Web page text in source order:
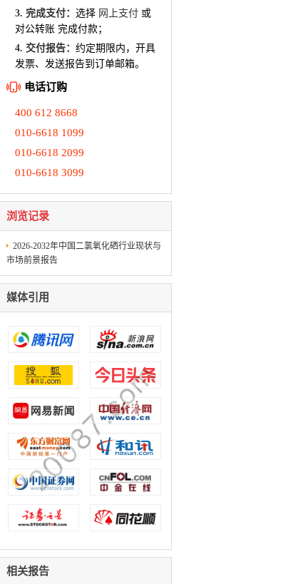
3. 完成支付： 选择 网上支付 或
对公转账 完成付款；
4. 交付报告： 约定期限内，开具
发票、发送报告到订单邮箱。
电话订购
400 612 8668
010-6618 1099
010-6618 2099
010-6618 3099
浏览记录
2026-2032年中国二氯氧化硒行业现状与
市场前景报告
媒体引用
相关报告